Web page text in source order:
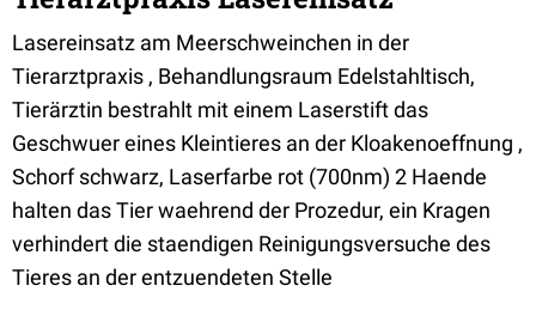
Lasereinsatz am Meerschweinchen in der
Tierarztpraxis , Behandlungsraum Edelstahltisch,
Tierärztin bestrahlt mit einem Laserstift das
Geschwuer eines Kleintieres an der Kloakenoeffnung ,
Schorf schwarz, Laserfarbe rot (700nm) 2 Haende
halten das Tier waehrend der Prozedur, ein Kragen
verhindert die staendigen Reinigungsversuche des
Tieres an der entzuendeten Stelle